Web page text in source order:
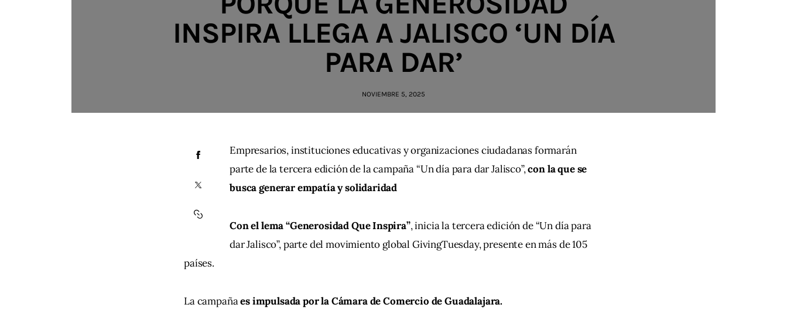
INSPIRA LLEGA A JALISCO ‘UN DÍA
PARA DAR’
NOVIEMBRE 5, 2025
Empresarios, instituciones educativas y organizaciones ciudadanas formarán
parte de la tercera edición de la campaña “Un día para dar Jalisco”, con la que se
busca generar empatía y solidaridad
Con el lema “Generosidad Que Inspira”, inicia la tercera edición de “Un día para
dar Jalisco”, parte del movimiento global GivingTuesday, presente en más de 105
países.
La campaña es impulsada por la Cámara de Comercio de Guadalajara.